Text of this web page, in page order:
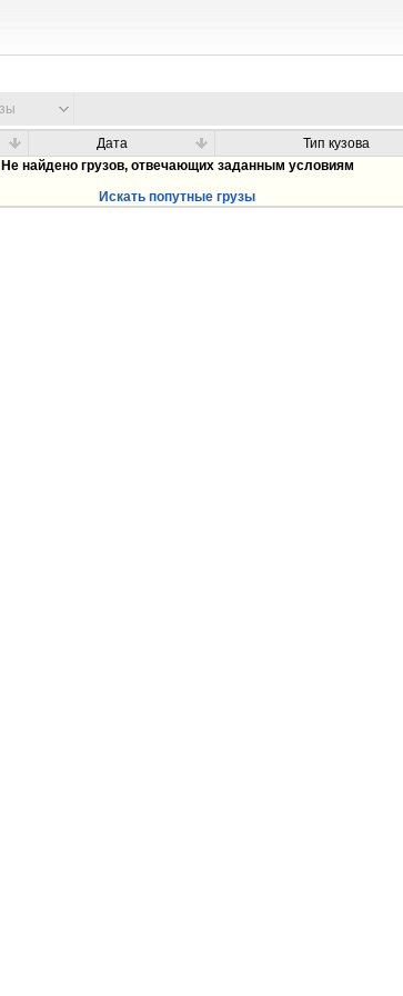
Дата Тип кузова
Не найдено грузов, отвечающих заданным условиям
Искать попутные грузы